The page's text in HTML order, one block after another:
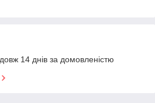
14 днів за домовленістю